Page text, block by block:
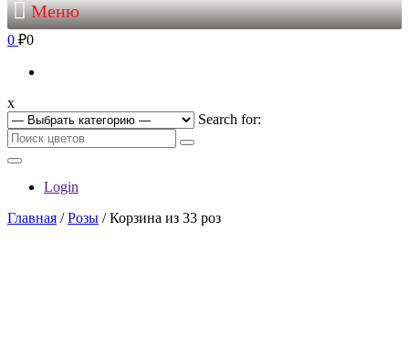
Меню
0 ₽0
x
Search for:
Login
Главная /Розы / Корзина из 33 роз